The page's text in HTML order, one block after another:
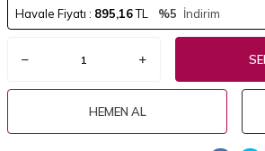
Havale Fiyatı : 895,16TL %5 İndirim
HEMEN AL